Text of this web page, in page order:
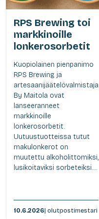
RPS Brewing toi
markkinoille
lonkerosorbetit
Kuopiolainen pienpanimo
RPS Brewing ja
artesaanijäätelövalmistaja
By Maitola ovat
lanseeranneet
markkinoille
lonkerosorbetit.
Uutuustuotteissa tutut
makulonkerot on
muutettu alkoholittomiksi,
lusikoitaviksi sorbeteiksi....
10.6.2026| olutpostimestari